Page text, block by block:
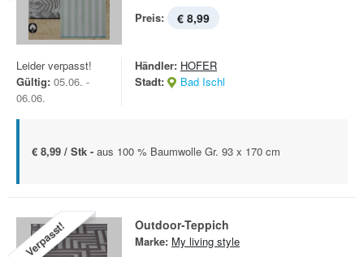
Preis: € 8,99
Leider verpasst!
Gültig: 05.06. -
06.06.
Händler: HOFER
Stadt:
Bad Ischl
€ 8,99 / Stk - aus 100 % Baumwolle Gr. 93 x 170 cm
Verpasst! Outdoor-Teppich
Marke: My living style